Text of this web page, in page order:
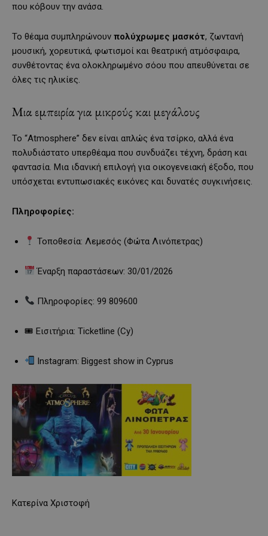
που κόβουν την ανάσα.
Το θέαμα συμπληρώνουν πολύχρωμες μασκότ, ζωντανή
μουσική, χορευτικά, φωτισμοί και θεατρική ατμόσφαιρα,
συνθέτοντας ένα ολοκληρωμένο σόου που απευθύνεται σε
όλες τις ηλικίες.
Μια εμπειρία για μικρούς και μεγάλους
Το “Atmosphere” δεν είναι απλώς ένα τσίρκο, αλλά ένα
πολυδιάστατο υπερθέαμα που συνδυάζει τέχνη, δράση και
φαντασία. Μια ιδανική επιλογή για οικογενειακή έξοδο, που
υπόσχεται εντυπωσιακές εικόνες και δυνατές συγκινήσεις.
Πληροφορίες:
Τοποθεσία: Λεμεσός (Φώτα Λινόπετρας)
Έναρξη παραστάσεων: 30/01/2026
Πληροφορίες: 99 809600
🎟 Εισιτήρια: Ticketline (Cy)
Instagram: Biggest show in Cyprus
Κατερίνα Χριστοφή